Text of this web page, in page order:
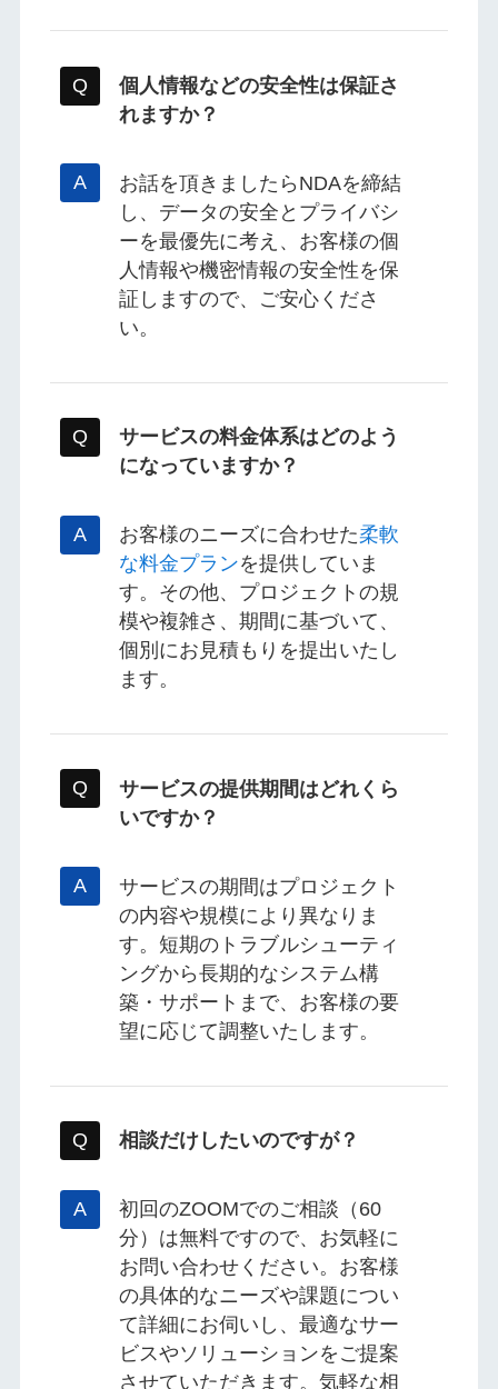
個人情報などの安全性は保証さ
れますか？
お話を頂きましたらNDAを締結
し、データの安全とプライバシ
ーを最優先に考え、お客様の個
人情報や機密情報の安全性を保
証しますので、ご安心くださ
い。
サービスの料金体系はどのよう
になっていますか？
お客様のニーズに合わせた柔軟
な料金プランを提供していま
す。その他、プロジェクトの規
模や複雑さ、期間に基づいて、
個別にお見積もりを提出いたし
ます。
サービスの提供期間はどれくら
いですか？
サービスの期間はプロジェクト
の内容や規模により異なりま
す。短期のトラブルシューティ
ングから長期的なシステム構
築・サポートまで、お客様の要
望に応じて調整いたします。
相談だけしたいのですが？
初回のZOOMでのご相談（60
分）は無料ですので、お気軽に
お問い合わせください。お客様
の具体的なニーズや課題につい
て詳細にお伺いし、最適なサー
ビスやソリューションをご提案
させていただきます。気軽な相